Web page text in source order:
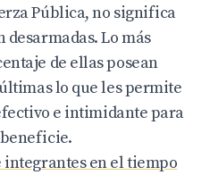
Pública, no significa
desarmadas. Lo más
de ellas posean
lo que les permite
e intimidante para
integrantes en el tiempo